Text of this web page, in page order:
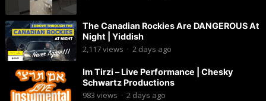
The Canadian Rockies Are DANGEROUS At
Night | Yiddish
2,117views · 2 days ago
Im Tirzi – Live Performance | Chesky
Schwartz Productions
983 views · 2 days ago